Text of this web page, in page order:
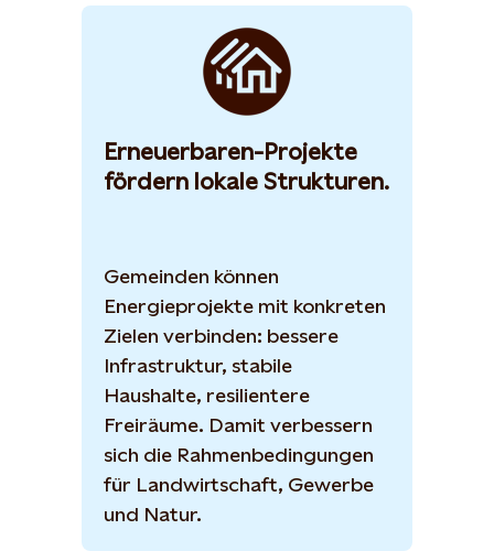
Erneuerbaren-Projekte
fördern lokale Strukturen.
Gemeinden können
Energieprojekte mit konkreten
Zielen verbinden: bessere
Infrastruktur, stabile
Haushalte, resilientere
Freiräume. Damit verbessern
sich die Rahmenbedingungen
für Landwirtschaft, Gewerbe
und Natur.